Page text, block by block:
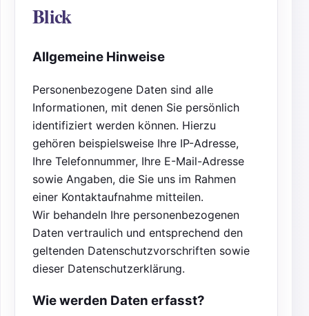
Blick
Allgemeine Hinweise
Personenbezogene Daten sind alle
Informationen, mit denen Sie persönlich
identifiziert werden können. Hierzu
gehören beispielsweise Ihre IP-Adresse,
Ihre Telefonnummer, Ihre E-Mail-Adresse
sowie Angaben, die Sie uns im Rahmen
einer Kontaktaufnahme mitteilen.
Wir behandeln Ihre personenbezogenen
Daten vertraulich und entsprechend den
geltenden Datenschutzvorschriften sowie
dieser Datenschutzerklärung.
Wie werden Daten erfasst?